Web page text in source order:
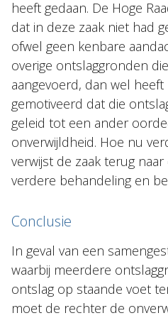
heeft gedaan. De Hoge
dat in deze zaak niet had
ofwel geen kenbare
overige ontslaggronden
aangevoerd, dan wel
gemotiveerd dat die
geleid tot een ander
onverwijldheid. Hoe nu
verwijst de zaak terug
verdere behandeling en
Conclusie
In geval van een
waarbij meerdere
ontslag op staande voet
moet de rechter de